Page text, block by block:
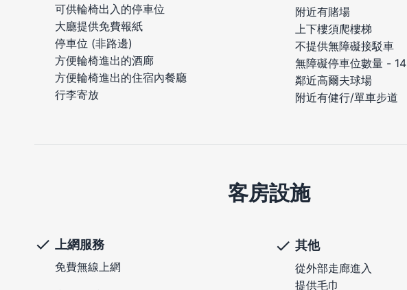
可供輪椅出入的停車位
大廳提供免費報紙
停車位 (非路邊)
方便輪椅進出的酒廊
方便輪椅進出的住宿內餐廳
行李寄放
附近有賭場
上下樓須爬樓梯
不提供無障礙接駁車
無障礙停車位數量 - 14
鄰近高爾夫球場
附近有健行/單車步道
客房設施
上網服務
免費無線上網
其他
從外部走廊進入
提供毛巾